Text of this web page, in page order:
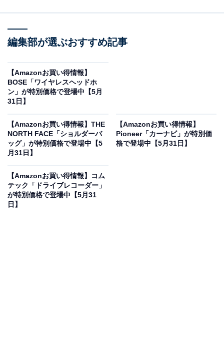
オフで登場
日立 2in1トースターレンジ 15L MRT-F100 C アイボリー
パン専用モード 単機能レンジ グリル調理 ワイド庫内
Amazonで見る
日立のトースターレンジ「MRT-F100 C」は現在37％オ
編集部が選ぶおすすめ記事
【Amazonお買い得情報】
BOSE「ワイヤレスヘッドホ
ン」が特別価格で登場中【5月
31日】
【Amazonお買い得情報】THE
NORTH FACE「ショルダーバ
ッグ」が特別価格で登場中【5
月31日】
【Amazonお買い得情報】
Pioneer「カーナビ」が特別価
格で登場中【5月31日】
【Amazonお買い得情報】コム
テック「ドライブレコーダー」
が特別価格で登場中【5月31
日】